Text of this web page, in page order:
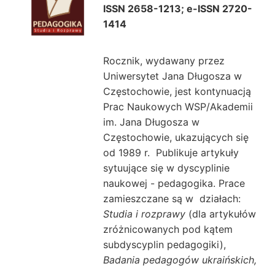
ISSN 2658-1213; e-ISSN 2720-
1414
Rocznik, wydawany przez
Uniwersytet Jana Długosza w
Częstochowie, jest kontynuacją
Prac Naukowych WSP/Akademii
im. Jana Długosza w
Częstochowie, ukazujących się
od 1989 r. Publikuje artykuły
sytuujące się w dyscyplinie
naukowej - pedagogika. Prace
zamieszczane są w działach:
Studia i rozprawy (dla artykułów
zróżnicowanych pod kątem
subdyscyplin pedagogiki),
Badania pedagogów ukraińskich,